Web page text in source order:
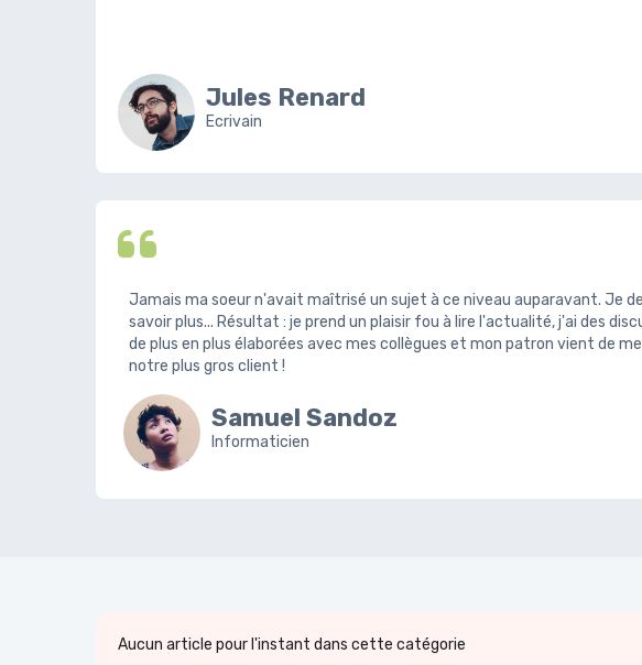
Jules Renard
Ecrivain
Jamais ma soeur n'avait maîtrisé un sujet à ce niveau auparavant. Je
savoir plus... Résultat : je prend un plaisir fou à lire l'actualité, j'ai des
de plus en plus élaborées avec mes collègues et mon patron vient de
notre plus gros client !
Samuel Sandoz
Informaticien
Aucun article pour l'instant dans cette catégorie